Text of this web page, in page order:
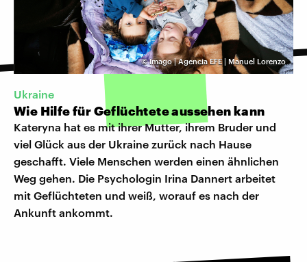
©Imago | Agencia EFE | Manuel Lorenzo
Ukraine
Wie Hilfe für Geflüchtete aussehen kann
Kateryna hat es mit ihrer Mutter, ihrem Bruder und
viel Glück aus der Ukraine zurück nach Hause
geschafft. Viele Menschen werden einen ähnlichen
Weg gehen. Die Psychologin Irina Dannert arbeitet
mit Geflüchteten und weiß, worauf es nach der
Ankunft ankommt.